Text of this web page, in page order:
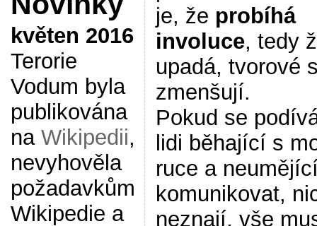
květen 2016
Terorie
Vodum byla
publikována
na Wikipedii,
nevyhověla
požadavkům
Wikipedie a
je, že probíhá
involuce, tedy
upadá, tvorové
zmenšují.
Pokud se
lidi běhající s
ruce a
komunikovat,
neznají, vše